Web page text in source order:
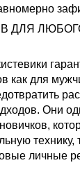
ДЛЯ
как для
Они
технику,
личные